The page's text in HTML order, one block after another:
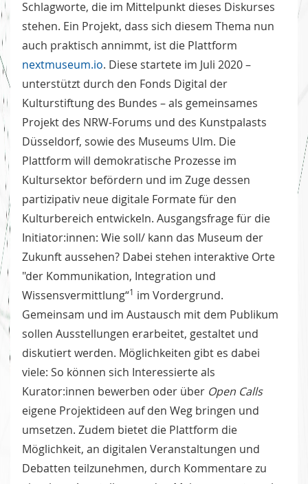
Schlagworte, die im Mittelpunkt dieses Diskurses
stehen. Ein Projekt, dass sich diesem Thema nun
auch praktisch annimmt, ist die Plattform
nextmuseum.io. Diese startete im Juli 2020 –
unterstützt durch den Fonds Digital der
Kulturstiftung des Bundes – als gemeinsames
Projekt des NRW-Forums und des Kunstpalasts
Düsseldorf, sowie des Museums Ulm. Die
Plattform will demokratische Prozesse im
Kultursektor befördern und im Zuge dessen
partizipativ neue digitale Formate für den
Kulturbereich entwickeln. Ausgangsfrage für die
Initiator:innen: Wie soll/ kann das Museum der
Zukunft aussehen? Dabei stehen interaktive Orte
"der Kommunikation, Integration und
Wissensvermittlung“1 im Vordergrund.
Gemeinsam und im Austausch mit dem Publikum
sollen Ausstellungen erarbeitet, gestaltet und
diskutiert werden. Möglichkeiten gibt es dabei
viele: So können sich Interessierte als
Kurator:innen bewerben oder über Open Calls
eigene Projektideen auf den Weg bringen und
umsetzen. Zudem bietet die Plattform die
Möglichkeit, an digitalen Veranstaltungen und
Debatten teilzunehmen, durch Kommentare zu